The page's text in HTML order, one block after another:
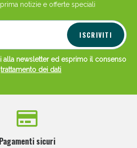
notizie e offerte speciali
ISCRIVITI
alla newsletter ed esprimo il consenso
trattamento dei dati
Pagamenti sicuri